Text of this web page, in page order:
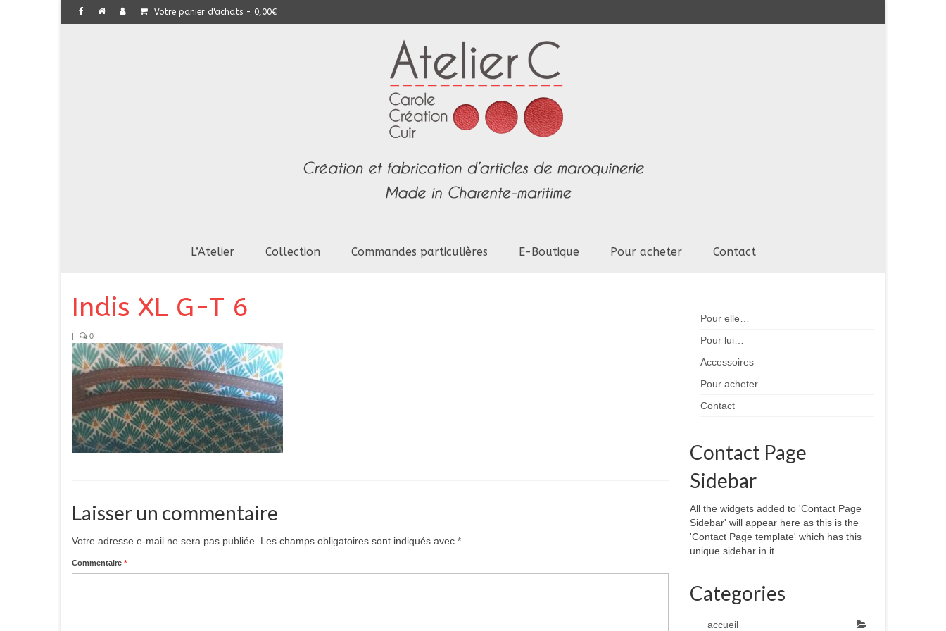
Votre panier d'achats - 0,00€
L’Atelier Collection Commandes particulières E-Boutique Pour acheter Contact
Indis XL G-T 6
| 0
Laisser un commentaire
Votre adresse e-mail ne sera pas publiée. Les champs obligatoires sont indiqués avec *
Commentaire *
Pour elle…
Pour lui…
Accessoires
Pour acheter
Contact
Contact Page
Sidebar
All the widgets added to 'Contact Page
Sidebar' will appear here as this is the
'Contact Page template' which has this
unique sidebar in it.
Categories
accueil